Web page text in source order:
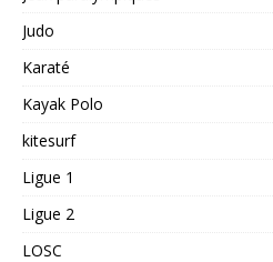
Judo
Karaté
Kayak Polo
kitesurf
Ligue 1
Ligue 2
LOSC